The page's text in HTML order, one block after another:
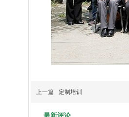
上一篇 定制培训